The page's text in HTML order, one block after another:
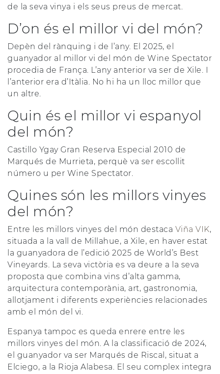
de la seva vinya i els seus preus de mercat.
D’on és el millor vi del món?
Depèn del rànquing i de l’any. El 2025, el
guanyador al millor vi del món de Wine Spectator
procedia de França. L’any anterior va ser de Xile. I
l’anterior era d’Itàlia. No hi ha un lloc millor que
un altre.
Quin és el millor vi espanyol
del món?
Castillo Ygay Gran Reserva Especial 2010 de
Marqués de Murrieta, perquè va ser escollit
número u per Wine Spectator.
Quines són les millors vinyes
del món?
Entre les millors vinyes del món destaca Viña VIK,
situada a la vall de Millahue, a Xile, en haver estat
la guanyadora de l’edició 2025 de World’s Best
Vineyards. La seva victòria es va deure a la seva
proposta que combina vins d’alta gamma,
arquitectura contemporània, art, gastronomia,
allotjament i diferents experiències relacionades
amb el món del vi.
Espanya tampoc es queda enrere entre les
millors vinyes del món. A la classificació de 2024,
el guanyador va ser Marqués de Riscal, situat a
Elciego, a la Rioja Alabesa. El seu complex integra